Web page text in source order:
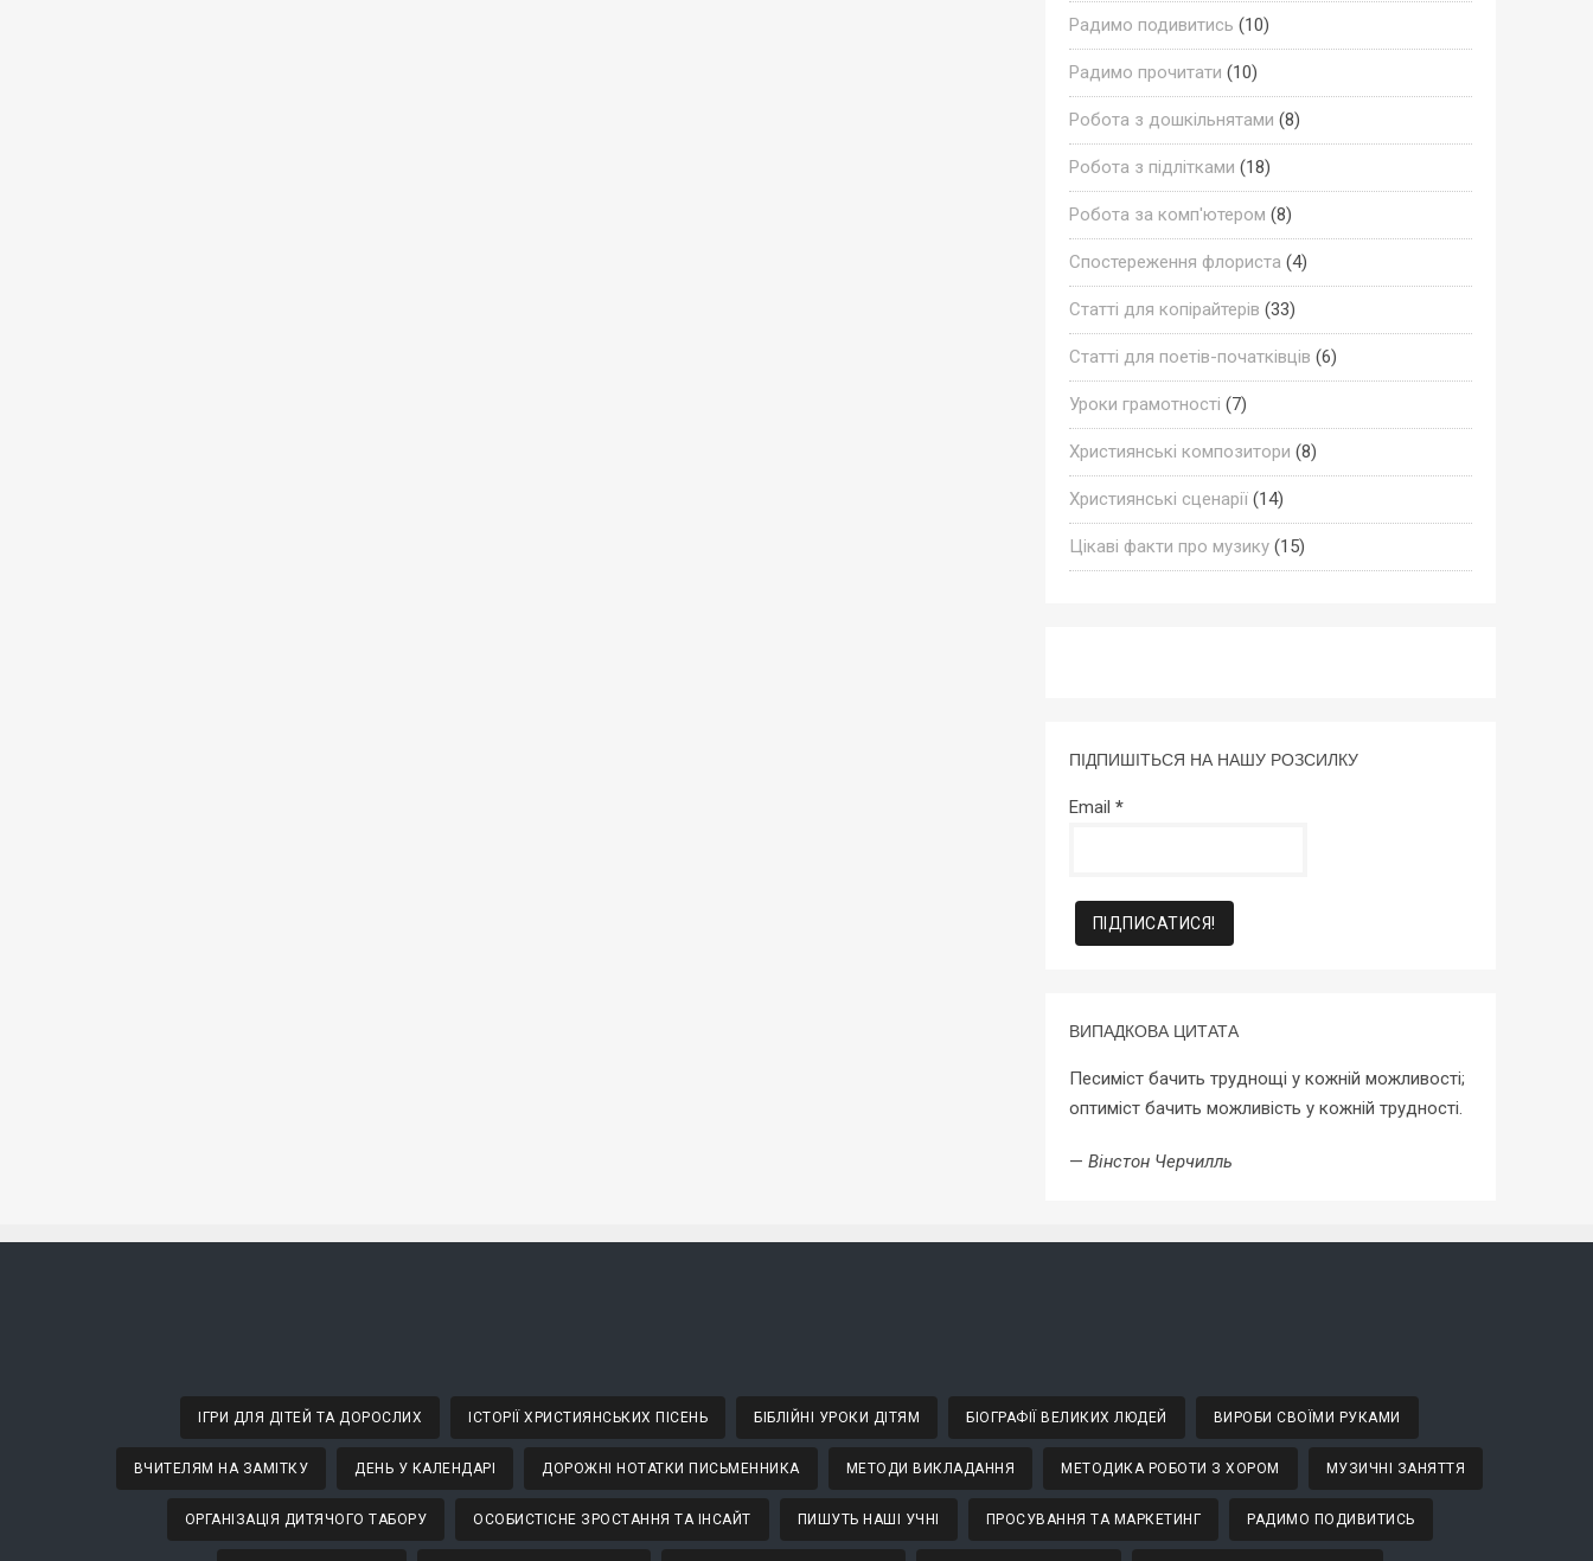
Радимо подивитись (10)
Радимо прочитати (10)
Робота з дошкільнятами (8)
Робота з підлітками (18)
Робота за комп'ютером (8)
Спостереження флориста (4)
Статті для копірайтерів (33)
Статті для поетів-початківців (6)
Уроки грамотності (7)
Християнські композитори (8)
Християнські сценарії(14)
Цікаві факти про музику(15)
ПІДПИШІТЬСЯ НА НАШУ РОЗСИЛКУ
Email *
ВИПАДКОВА ЦИТАТА
Песиміст бачить труднощі у кожній можливості;
оптиміст бачить можливість у кожній трудності.
— Вінстон Черчилль
ІГРИ ДЛЯ ДІТЕЙ ТА ДОРОСЛИХ ІСТОРІЇ ХРИСТИЯНСЬКИХ ПІСЕНЬ БІБЛІЙНІ УРОКИ ДІТЯМ БІОГРАФІЇ ВЕЛИКИХ ЛЮДЕЙ ВИРОБИ СВОЇМИ РУКАМИ
ВЧИТЕЛЯМ НА ЗАМІТКУ ДЕНЬ У КАЛЕНДАРІ ДОРОЖНІ НОТАТКИ ПИСЬМЕННИКА МЕТОДИ ВИКЛАДАННЯ МЕТОДИКА РОБОТИ З ХОРОМ МУЗИЧНІ ЗАНЯТТЯ
ОРГАНІЗАЦІЯ ДИТЯЧОГО ТАБОРУ ОСОБИСТІСНЕ ЗРОСТАННЯ ТА ІНСАЙТ ПИШУТЬ НАШІ УЧНІ ПРОСУВАННЯ ТА МАРКЕТИНГ РАДИМО ПОДИВИТИСЬ